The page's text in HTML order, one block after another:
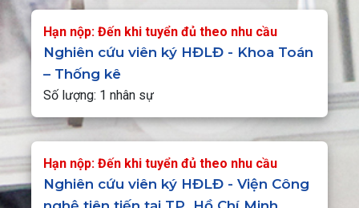
Hạn nộp: Đến khi tuyển đủ theo nhu cầu
Nghiên cứu viên ký HĐLĐ - Khoa Toán
– Thống kê
Số lượng: 1 nhân sự
Hạn nộp: Đến khi tuyển đủ theo nhu cầu
Nghiên cứu viên ký HĐLĐ - Viện Công